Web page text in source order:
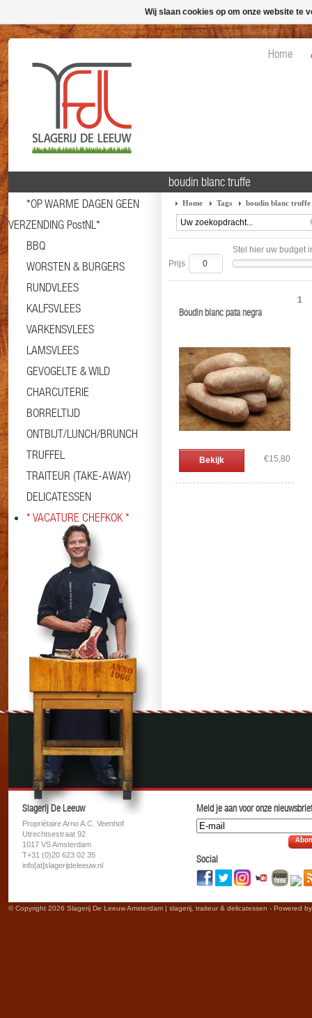
Home
*OP WARME DAGEN GEEN
VERZENDING PostNL*
BBQ
WORSTEN & BURGERS
RUNDVLEES
KALFSVLEES
VARKENSVLEES
LAMSVLEES
GEVOGELTE & WILD
CHARCUTERIE
BORRELTIJD
ONTBIJT/LUNCH/BRUNCH
TRUFFEL
TRAITEUR (TAKE-AWAY)
DELICATESSEN
* VACATURE CHEFKOK *
boudin blanc truffe
Home Tags boudin blanc truffe
Stel hier uw budget
Prijs
Boudin blanc pata negra
Bekijk €15,80
1
Slagerij De Leeuw
Propriétaire Arno A.C. Veenhof
Utrechtsestraat 92
1017 VS Amsterdam
T+31 (0)20 623 02 35
info[at]slagerijdeleeuw.nl
Meld je aan voor onze
Social
© Copyright 2026 Slagerij De Leeuw Amsterdam | slagerij, traiteur & delicatessen - Powered
Wij slaan cookies op om onze website te